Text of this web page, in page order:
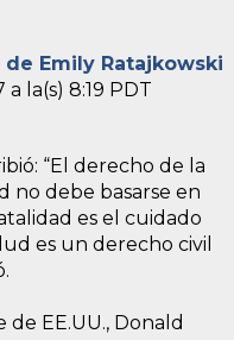
Emily Ratajkowski
la(s) 8:19 PDT
“El derecho de la
no debe basarse en
es el cuidado
es un derecho civil
EE.UU., Donald